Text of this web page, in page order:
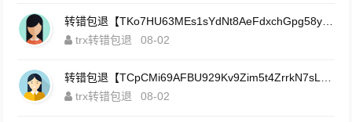
trx转错包退
08-02
trx转错包退
08-02